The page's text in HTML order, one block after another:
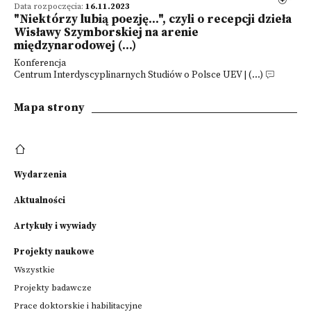
Data rozpoczęcia: 16.11.2023
"Niektórzy lubią poezję...", czyli o recepcji dzieła
Wisławy Szymborskiej na arenie
międzynarodowej (...)
Konferencja
Centrum Interdyscyplinarnych Studiów o Polsce UEV | (...)
Mapa strony
Wydarzenia
Aktualności
Artykuły i wywiady
Projekty naukowe
Wszystkie
Projekty badawcze
Prace doktorskie i habilitacyjne